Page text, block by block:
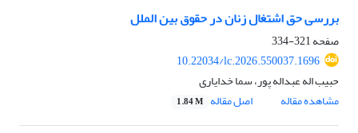
بررسی حق اشتغال زنان در حقوق بین الملل
صفحه321-334
10.22034/lc.2026.550037.1696
حبیب اله عبداله پور، سما خدایاری
مشاهده مقاله
اصل مقاله 1.84 M